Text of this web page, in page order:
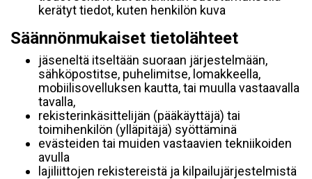
kerätyt tiedot, kuten henkilön kuva
Säännönmukaiset tietolähteet
jäseneltä itseltään suoraan järjestelmään,
sähköpostitse, puhelimitse, lomakkeella,
mobiilisovelluksen kautta, tai muulla vastaavalla
tavalla,
rekisterinkäsittelijän (pääkäyttäjä) tai
toimihenkilön (ylläpitäjä) syöttäminä
evästeiden tai muiden vastaavien tekniikoiden
avulla
lajiliittojen rekistereistä ja kilpailujärjestelmistä